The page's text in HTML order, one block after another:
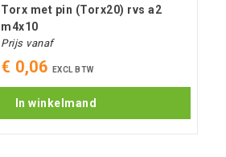
Torx met pin (Torx20) rvs a2
m4x10
Prijs vanaf
€ 0,06 EXCL BTW
In winkelmand